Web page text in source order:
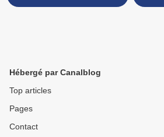
Hébergé par Canalblog
Top articles
Pages
Contact